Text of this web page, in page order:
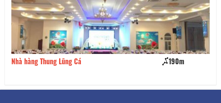
Nhà hàng Thung Lũng Cá 190m